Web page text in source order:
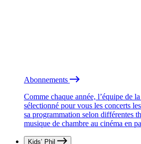
Abonnements
Comme chaque année, l’équipe de
sélectionné pour vous les concerts
sa programmation selon différentes
musique de chambre au cinéma en
Kids’ Phil